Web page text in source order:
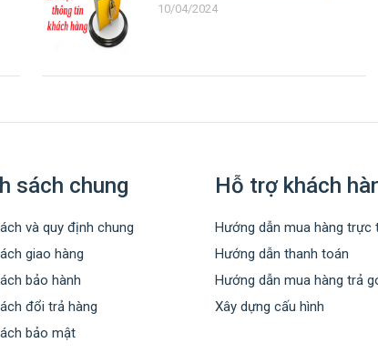
10/04/2024
sách chung
và quy định chung
giao hàng
bảo hành
đổi trả hàng
bảo mật
Hỗ trợ khách
Hướng dẫn mua hàng trực
Hướng dẫn thanh toán
Hướng dẫn mua hàng trả
Xây dựng cấu hình